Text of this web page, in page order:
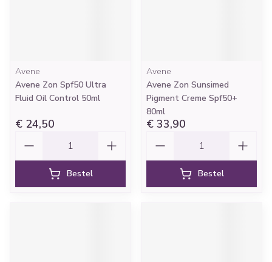
Avene
Avene Zon Spf50 Ultra
Fluid Oil Control 50ml
€ 24,50
Bestel
Avene
Avene Zon Sunsimed
Pigment Creme Spf50+
80ml
€ 33,90
Bestel